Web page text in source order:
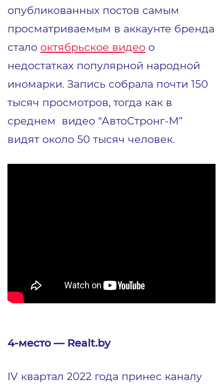
опубликованных постов самым
просматриваемым в аккаунте бренда
стало октябрьское видео о
недостатках популярной народной
иномарки. Запись собрала почти 150
тысяч просмотров, тогда как в
среднем видео “АвтоСтронг-М”
видят около 50 тысяч человек.
4-место — Realt.by
IV квартал 2022 года принес каналу